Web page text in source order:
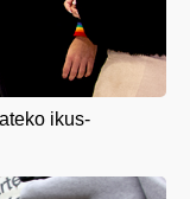
ikus-